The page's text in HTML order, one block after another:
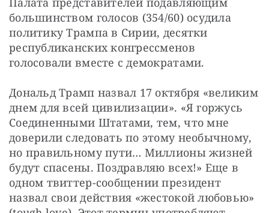
большинством голосов (354/60) осудила
политику Трампа в Сирии, десятки
республиканских конгрессменов
голосовали вместе с демократами.
Дональд Трамп назвал 17 октября «великим
днем для всей цивилизации». «Я горжусь
Соединенными Штатами, тем, что мне
доверили следовать по этому необычному,
но правильному пути… Миллионы жизней
будут спасены. Поздравляю всех!» Еще в
одном твиттер-сообщении президент
назвал свои действия «жестокой любовью»